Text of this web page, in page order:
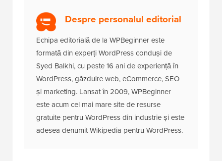
Despre personalul editorial
Echipa editorială de la WPBeginner este
formată din experți WordPress conduși de
Syed Balkhi, cu peste 16 ani de experiență în
WordPress, găzduire web, eCommerce, SEO
și marketing. Lansat în 2009, WPBeginner
este acum cel mai mare site de resurse
gratuite pentru WordPress din industrie și este
adesea denumit Wikipedia pentru WordPress.